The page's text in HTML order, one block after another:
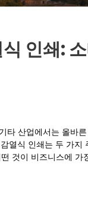
인쇄:
타 산업에서는 올바
열식 인쇄는 두 가
것이 비즈니스에 가